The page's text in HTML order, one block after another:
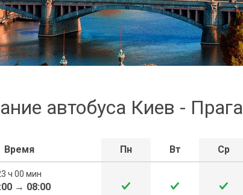
автобуса Киев - Прага
Время Пн Вт Ср
ч 00 мин
→ 08:00